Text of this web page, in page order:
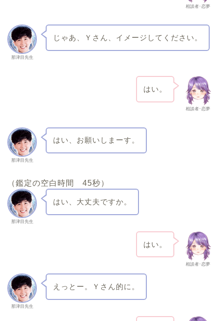
相談者･恋夢
那津目先生
じゃあ、Ｙさん、イメージしてください。
相談者･恋夢
はい。
那津目先生
はい、お願いしまーす。
（鑑定の空白時間 45秒）
那津目先生
はい、大丈夫ですか。
相談者･恋夢
はい。
那津目先生
えっとー。Ｙさん的に。